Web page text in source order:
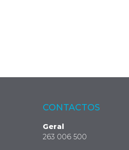
CONTACTOS
Geral
263 006 500